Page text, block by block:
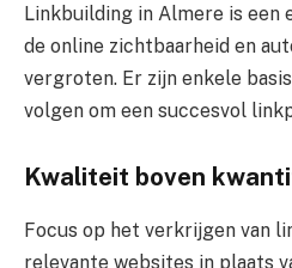
Linkbuilding in Almere is een
de online zichtbaarheid en
vergroten. Er zijn enkele
volgen om een succesvol
Kwaliteit boven
Focus op het verkrijgen van
relevante websites in plaats